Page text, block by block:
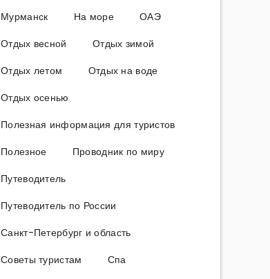
Мурманск
На море
ОАЭ
Отдых весной
Отдых зимой
Отдых летом
Отдых на воде
Отдых осенью
Полезная информация для туристов
Полезное
Проводник по миру
Путеводитель
Путеводитель по России
Санкт-Петербург и область
Советы туристам
Спа